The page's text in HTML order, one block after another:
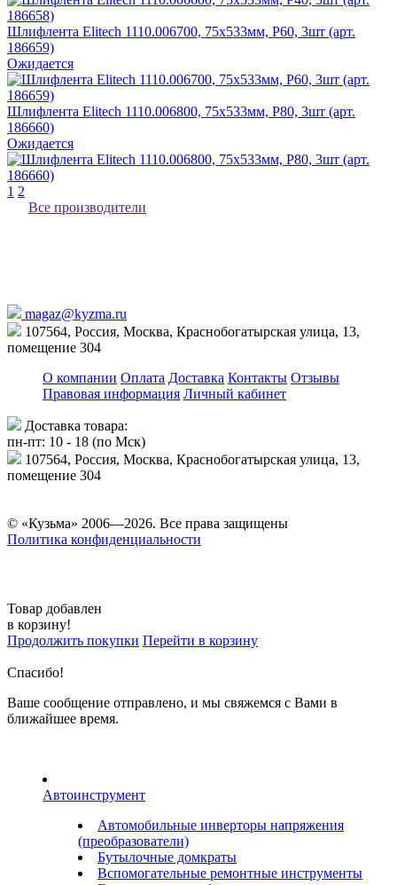
Шлифлента Elitech 1110.006700, 75х533мм, P60, 3шт (арт.
186659)
Ожидается
Шлифлента Elitech 1110.006800, 75х533мм, P80, 3шт (арт.
186660)
Ожидается
1 2
Все производители
magaz@kyzma.ru
107564, Россия, Москва, Краснобогатырская улица, 13,
помещение 304
О компании Оплата Доставка Контакты Отзывы
Правовая информация Личный кабинет
Доставка товара:
пн-пт: 10 - 18 (по Мск)
107564, Россия, Москва, Краснобогатырская улица, 13,
помещение 304
© «Кузьма» 2006—2026. Все права защищены
Политика конфиденциальности
Товар добавлен
в корзину!
Продолжить покупки Перейти в корзину
Спасибо!
Ваше сообщение отправлено, и мы свяжемся с Вами в
ближайшее время.
Автоинструмент
Автомобильные инверторы напряжения
(преобразователи)
Бутылочные домкраты
Вспомогательные ремонтные инструменты